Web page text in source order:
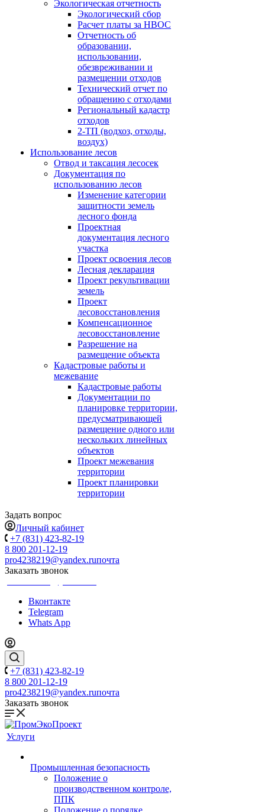
Экологическая отчетность
Экологический сбор
Расчет платы за НВОС
Отчетность об
образовании,
использовании,
обезвреживании и
размещении отходов
Технический отчет по
обращению с отходами
Региональный кадастр
отходов
2-ТП (водхоз, отходы,
воздух)
Использование лесов
Отвод и таксация лесосек
Документация по
использованию лесов
Изменение категории
защитности земель
лесного фонда
Проектная
документация лесного
участка
Проект освоения лесов
Лесная декларация
Проект рекультивации
земель
Проект
лесовосстановления
Компенсационное
лесовосстановление
Разрешение на
размещение объекта
Кадастровые работы и
межевание
Кадастровые работы
Документации по
планировке территории,
предусматривающей
размещение одного или
нескольких линейных
объектов
Проект межевания
территории
Проект планировки
территории
Задать вопрос
Личный кабинет
+7 (831) 423-82-19
8 800 201-12-19
pro4238219@yandex.ruпочта
Заказать звонок
Вконтакте
Telegram
Whats App
+7 (831) 423-82-19
8 800 201-12-19
pro4238219@yandex.ruпочта
Заказать звонок
Услуги
Промышленная безопасность
Положение о
производственном контроле,
ППК
Положение о порядке